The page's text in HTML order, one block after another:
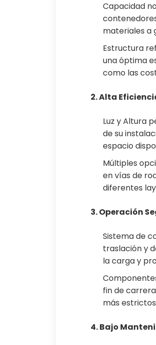
Capacidad
materiales a
Estructura
una óptima
como las
2. Alta
Luz y Altura
de su
espacio
Múltiples
en vías de
diferentes
3. Operación
Sistema de
traslación y
la carga y
fin de
más
4. Bajo